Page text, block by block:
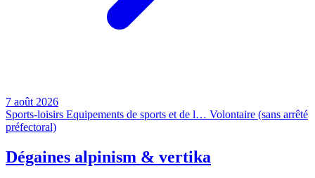
7 août 2026
Sports-loisirs Equipements de sports et de l… Volontaire (sans arrêté
préfectoral)
Dégaines alpinism & vertika